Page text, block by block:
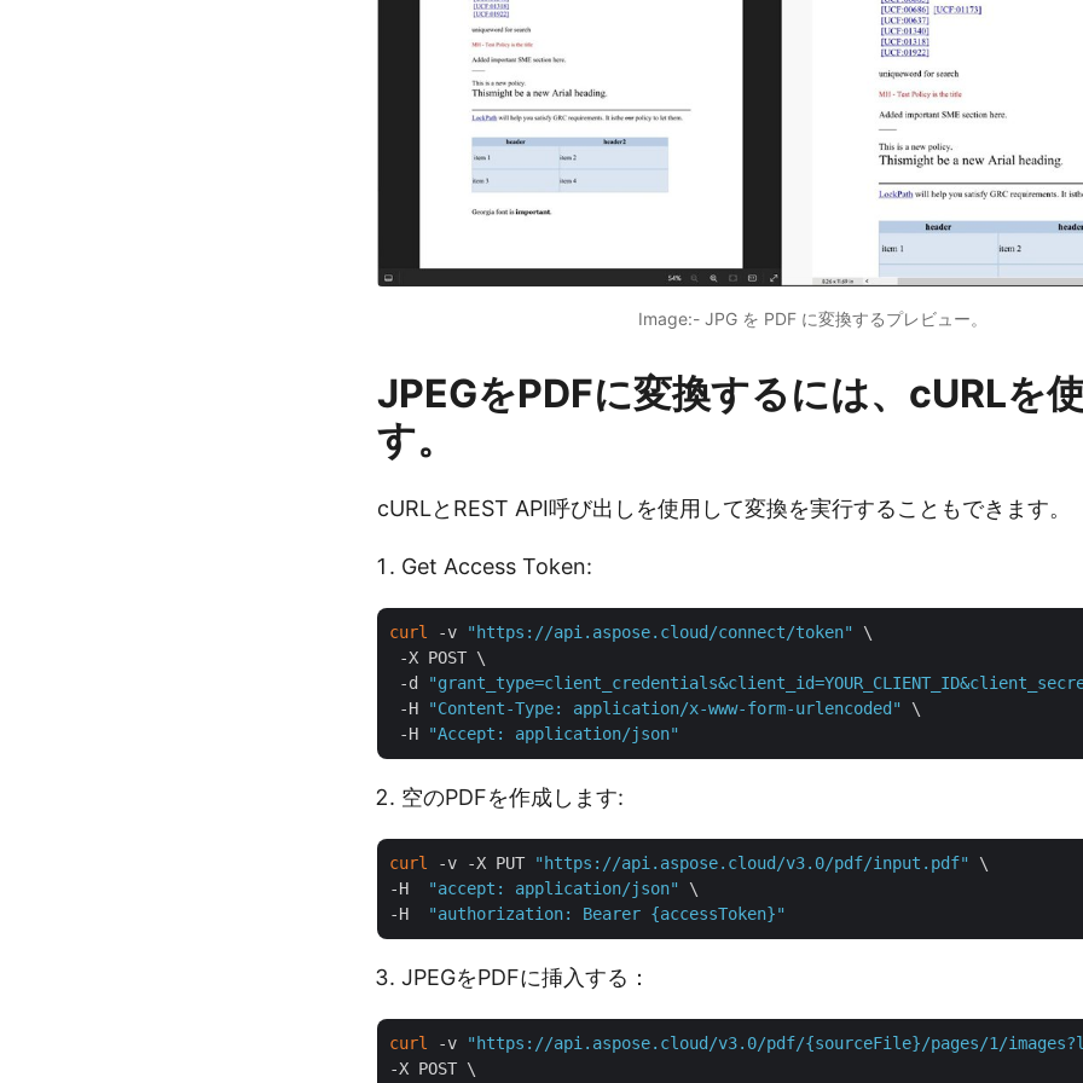
Image:- JPG を PDF に変換するプレビュー。
JPEGをPDFに変換するには、cURLを
す。
cURLとREST API呼び出しを使用して変換を実行することもできます。
Get Access Token:
curl -v "https://api.aspose.cloud/connect/token"
\
-X POST \
-d
-H
"Content-Type: application/x-www-form-urlencoded"
\
-H
"Accept: application/json"
空のPDFを作成します:
curl -v -X PUT "https://api.aspose.cloud/v3.0/pdf/input.pdf"
\
-H
"accept: application/json"
\
-H
"authorization: Bearer {accessToken}"
JPEGをPDFに挿入する：
curl -v
"https://api.aspose.cloud/v3.0/pdf/{sourceFile}/pages/1/
-X POST \